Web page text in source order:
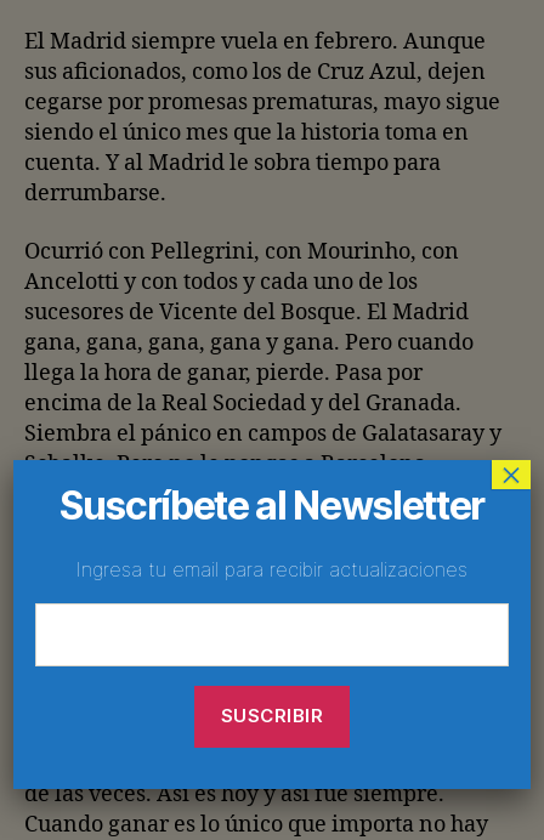
El Madrid siempre vuela en febrero. Aunque
sus aficionados, como los de Cruz Azul, dejen
cegarse por promesas prematuras, mayo sigue
siendo el único mes que la historia toma en
cuenta. Y al Madrid le sobra tiempo para
derrumbarse.
Ocurrió con Pellegrini, con Mourinho, con
Ancelotti y con todos y cada uno de los
sucesores de Vicente del Bosque. El Madrid
gana, gana, gana, gana y gana. Pero cuando
llega la hora de ganar, pierde. Pasa por
encima de la Real Sociedad y del Granada.
Siembra el pánico en campos de Galatasaray y
Schalke. Pero no le pongas a Barcelona,
Bayern o Dortmund en frente, porque
irremediablemente sus miserias salen al
eliminaciones precoces al hilo. Ahí está el
Su doctrina admite absolutamente todo,
menos el fracaso. El único compromiso del
de las veces. Así es hoy y así fue siempre.
Cuando ganar es lo único que importa no hay
Suscríbete al Newsletter
Ingresa tu email para recibir actualizaciones
×